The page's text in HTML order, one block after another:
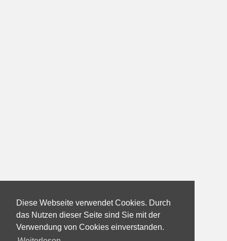
Diese Webseite verwendet Cookies. Durch
das Nutzen dieser Seite sind Sie mit der
Verwendung von Cookies einverstanden.